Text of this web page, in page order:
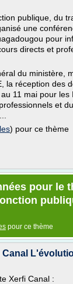
publique, du
une
pour
directs et
du ministère,
la réception des
11 mai pour les
et
) pour ce thème
pour le
pour ce thème
Canal
Xerfi Canal :